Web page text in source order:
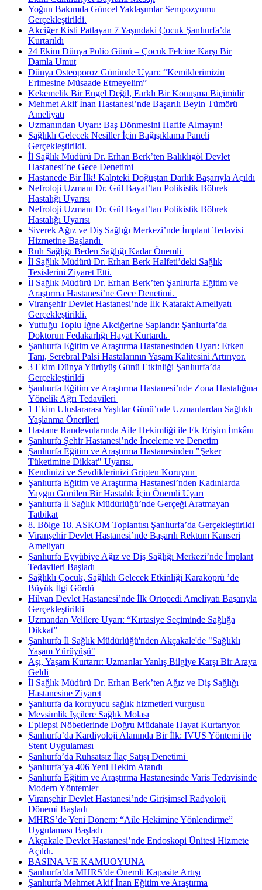
Yoğun Bakımda Güncel Yaklaşımlar Sempozyumu
Gerçekleştirildi.
Akciğer Kisti Patlayan 7 Yaşındaki Çocuk Şanlıurfa’da
Kurtarıldı
24 Ekim Dünya Polio Günü – Çocuk Felcine Karşı Bir
Damla Umut
Dünya Osteoporoz Gününde Uyarı: “Kemiklerimizin
Erimesine Müsaade Etmeyelim” ​
Kekemelik Bir Engel Değil, Farklı Bir Konuşma Biçimidir
Mehmet Akif İnan Hastanesi’nde Başarılı Beyin Tümörü
Ameliyatı
Uzmanından Uyarı: Baş Dönmesini Hafife Almayın!
Sağlıklı Gelecek Nesiller İçin Bağışıklama Paneli
Gerçekleştirildi. ​
İl Sağlık Müdürü Dr. Erhan Berk’ten Balıklıgöl Devlet
Hastanesi’ne Gece Denetimi ​
Hastanede Bir İlk! Kalpteki Doğuştan Darlık Başarıyla Açıldı
Nefroloji Uzmanı Dr. Gül Bayat’tan Polikistik Böbrek
Hastalığı Uyarısı
Nefroloji Uzmanı Dr. Gül Bayat’tan Polikistik Böbrek
Hastalığı Uyarısı
Siverek Ağız ve Diş Sağlığı Merkezi’nde İmplant Tedavisi
Hizmetine Başlandı ​
Ruh Sağlığı Beden Sağlığı Kadar Önemli ​
İl Sağlık Müdürü Dr. Erhan Berk Halfeti’deki Sağlık
Tesislerini Ziyaret Etti.
İl Sağlık Müdürü Dr. Erhan Berk’ten Şanlıurfa Eğitim ve
Araştırma Hastanesi’ne Gece Denetimi. ​
Viranşehir Devlet Hastanesi’nde İlk Katarakt Ameliyatı
Gerçekleştirildi.
Yuttuğu Toplu İğne Akciğerine Saplandı: Şanlıurfa’da
Doktorun Fedakarlığı Hayat Kurtardı. ​
Şanlıurfa Eğitim ve Araştırma Hastanesinden Uyarı: Erken
Tanı, Serebral Palsi Hastalarının Yaşam Kalitesini Artırıyor.
3 Ekim Dünya Yürüyüş Günü Etkinliği Şanlıurfa’da
Gerçekleştirildi
Şanlıurfa Eğitim ve Araştırma Hastanesi’nde Zona Hastalığına
Yönelik Ağrı Tedavileri ​
1 Ekim Uluslararası Yaşlılar Günü’nde Uzmanlardan Sağlıklı
Yaşlanma Önerileri
Hastane Randevularında Aile Hekimliği ile Ek Erişim İmkânı
Şanlıurfa Şehir Hastanesi’nde İnceleme ve Denetim
Şanlıurfa Eğitim ve Araştırma Hastanesinden "Şeker
Tüketimine Dikkat" Uyarısı.
Kendinizi ve Sevdiklerinizi Gripten Koruyun ​
Şanlıurfa Eğitim ve Araştırma Hastanesi’nden Kadınlarda
Yaygın Görülen Bir Hastalık İçin Önemli Uyarı
Şanlıurfa İl Sağlık Müdürlüğü’nde Gerçeği Aratmayan
Tatbikat
8. Bölge 18. ASKOM Toplantısı Şanlıurfa’da Gerçekleştirildi
Viranşehir Devlet Hastanesi’nde Başarılı Rektum Kanseri
Ameliyatı ​
Şanlıurfa Eyyübiye Ağız ve Diş Sağlığı Merkezi’nde İmplant
Tedavileri Başladı
Sağlıklı Çocuk, Sağlıklı Gelecek Etkinliği Karaköprü ’de
Büyük İlgi Gördü
Hilvan Devlet Hastanesi’nde İlk Ortopedi Ameliyatı Başarıyla
Gerçekleştirildi
Uzmandan Velilere Uyarı: “Kırtasiye Seçiminde Sağlığa
Dikkat”
Şanlıurfa İl Sağlık Müdürlüğü'nden Akçakale'de "Sağlıklı
Yaşam Yürüyüşü"
Aşı, Yaşam Kurtarır: Uzmanlar Yanlış Bilgiye Karşı Bir Araya
Geldi
İl Sağlık Müdürü Dr. Erhan Berk’ten Ağız ve Diş Sağlığı
Hastanesine Ziyaret
Şanlıurfa da koruyucu sağlık hizmetleri vurgusu
Mevsimlik İşçilere Sağlık Molası
Epilepsi Nöbetlerinde Doğru Müdahale Hayat Kurtarıyor. ​
Şanlıurfa’da Kardiyoloji Alanında Bir İlk: IVUS Yöntemi ile
Stent Uygulaması
Şanlıurfa’da Ruhsatsız İlaç Satışı Denetimi ​
Şanlıurfa’ya 406 Yeni Hekim Atandı
Şanlıurfa Eğitim ve Araştırma Hastanesinde Varis Tedavisinde
Modern Yöntemler
Viranşehir Devlet Hastanesi’nde Girişimsel Radyoloji
Dönemi Başladı ​
MHRS’de Yeni Dönem: “Aile Hekimine Yönlendirme”
Uygulaması Başladı
Akçakale Devlet Hastanesi’nde Endoskopi Ünitesi Hizmete
Açıldı.
BASINA VE KAMUOYUNA
Şanlıurfa’da MHRS’de Önemli Kapasite Artışı
Şanlıurfa Mehmet Akif İnan Eğitim ve Araştırma